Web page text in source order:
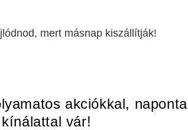
mert másnap kiszállítják!
akciókkal, naponta
vár!